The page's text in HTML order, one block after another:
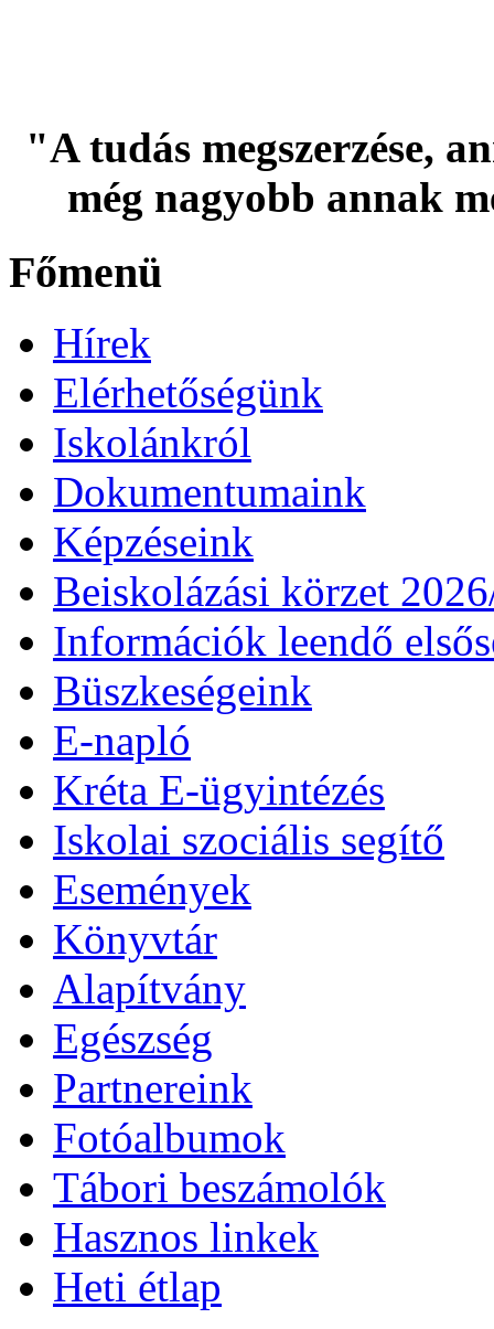
"A tudás megszerzése,
még nagyobb annak
Főmenü
Hírek
Elérhetőségünk
Iskolánkról
Dokumentumaink
Képzéseink
Beiskolázási körzet
Információk leendő
Büszkeségeink
E-napló
Kréta E-ügyintézés
Iskolai szociális segítő
Események
Könyvtár
Alapítvány
Egészség
Partnereink
Fotóalbumok
Tábori beszámolók
Hasznos linkek
Heti étlap